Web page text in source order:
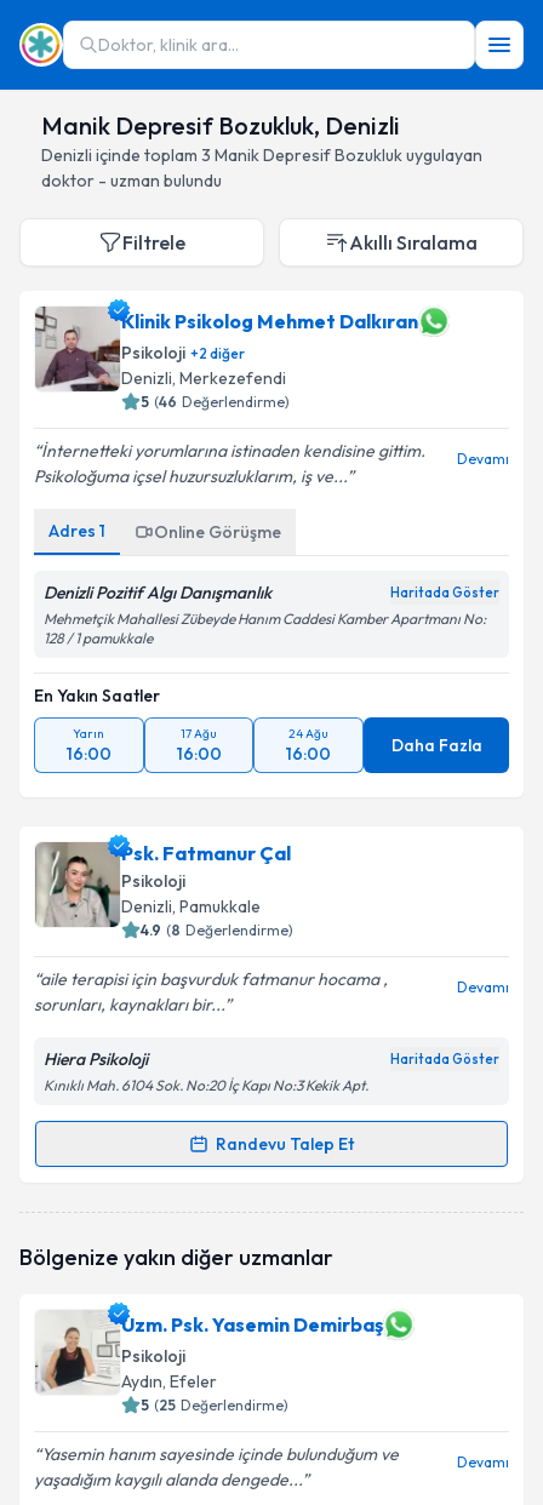
Doktor, klinik ara...
Manik Depresif Bozukluk, Denizli
Denizli içinde toplam 3 Manik Depresif Bozuklukuygulayan
doktor - uzman bulundu
Filtrele Akıllı Sıralama
Klinik Psikolog Mehmet Dalkıran
Psikoloji +2 diğer
Denizli, Merkezefendi
5 (46 Değerlendirme)
İnternetteki yorumlarına istinaden kendisine gittim.
Psikoloğuma içsel huzursuzluklarım, iş ve...
Devamı
Adres 1 Online Görüşme
Denizli Pozitif Algı Danışmanlık Haritada Göster
Mehmetçik Mahallesi Zübeyde Hanım Caddesi Kamber Apartmanı No:
128 / 1 pamukkale
En Yakın Saatler
Yarın
16:00
17 Ağu
16:00
24 Ağu
16:00 Daha Fazla
Psk. Fatmanur Çal
Psikoloji
Denizli, Pamukkale
4.9 (8 Değerlendirme)
aile terapisi için başvurduk fatmanur hocama ,
sorunları, kaynakları bir...
Devamı
Hiera Psikoloji Haritada Göster
Kınıklı Mah. 6104 Sok. No:20 İç Kapı No:3 Kekik Apt.
Randevu Talep Et
Randevu Takvimi Talebi
oluşturun. Size bu uzmandan randevu almanız için bir
E-posta Adresiniz
Kişisel verilerimin işlenmesine ilişkinAydınlatma
Metni'ni okudum ve kişisel verilerimin belirtilen
Bölgenize yakın diğer uzmanlar
Uzm. Psk. Yasemin Demirbaş
Psikoloji
Aydın, Efeler
5 (25 Değerlendirme)
Yasemin hanım sayesinde içinde bulunduğum ve
yaşadığım kaygılı alanda dengede...
Devamı